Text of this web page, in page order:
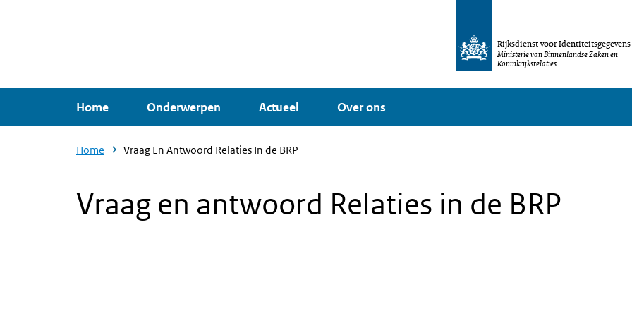
de
gaan
Rijksdienst voor Identiteitsgegevens
Ministerie van Binnenlandse Zaken en
Koninkrijksrelaties
Home Onderwerpen Actueel Over ons
Home Vraag En Antwoord Relaties In de BRP
Vraag en antwoord Relaties in de BRP